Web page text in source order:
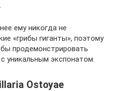
ему никогда не
«грибы гиганты», поэтому
продемонстрировать
уникальным экспонатом.
Ostoyae